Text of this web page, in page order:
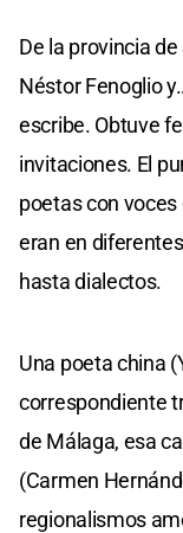
De la provincia
Néstor Fenoglio
escribe. Obtuve
invitaciones. El
poetas con
eran en
hasta dialectos.
Una poeta china
correspondiente
de Málaga, esa
(Carmen
regionalismos